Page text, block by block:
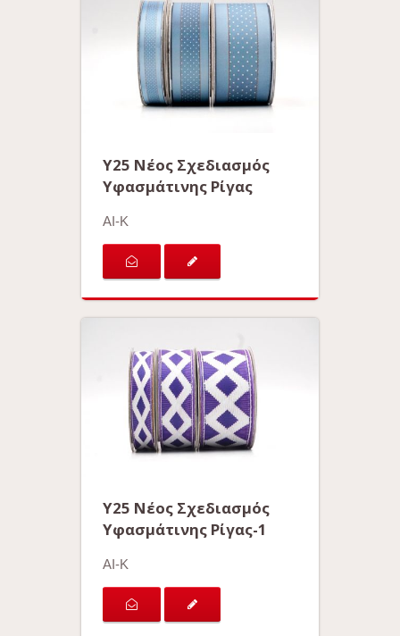
Y25 Νέος Σχεδιασμός
Υφασμάτινης Ρίγας
AI-K
Y25 Νέος Σχεδιασμός
Υφασμάτινης Ρίγας-1
AI-K